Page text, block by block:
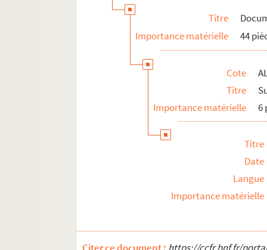
ALB 3.488. Jeux floraux (en dehors de la
Au sujet de Frédéric Mistral
L'enseignement de la langue d'oc
ALB 3.497. Articles du capoulié Marius
Documentation à propos de la langue et de
Titre
Importance matérielle
44
Cote
Titre
Importance matérielle
6
Titre
Date
Langue
Importance matérielle